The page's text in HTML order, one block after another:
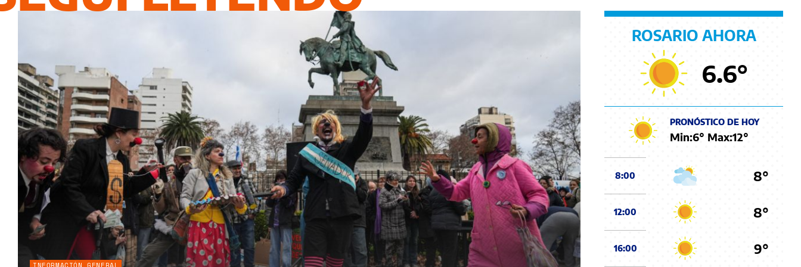
ROSARIO AHORA
6.6°
PRONÓSTICO DE HOY
Min:6° Max:12°
8:00 8°
12:00 8°
16:00 9°